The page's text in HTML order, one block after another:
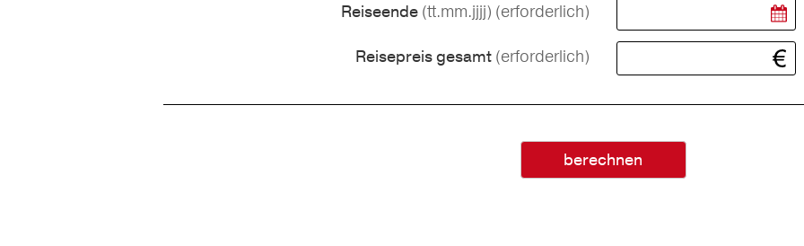
Reiseende (tt.mm.jjjj) (erforderlich)
Reisepreis gesamt (erforderlich)
berechnen